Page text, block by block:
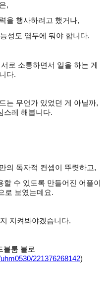
,
을 행사하려고 했거나,
성도 염두에 둬야 합니다.
서로 소통하면서 일을 하는 게
다.
는 무언가 있었던 게 아닐까,
스레 해봅니다.
의 독자적 컨셉이 뚜렷하고,
수 있도록 만들어진 어플이
로 보였는데요.
지켜봐야겠습니다.
블룸 블로
221376268142)